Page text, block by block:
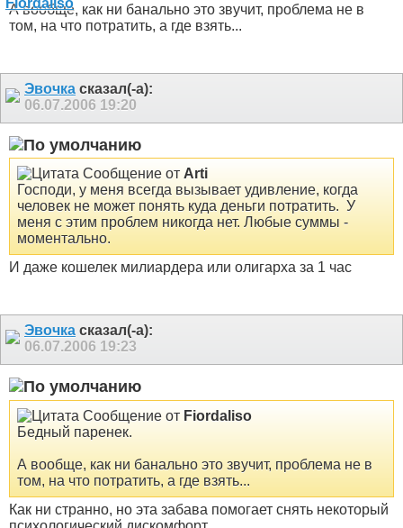
А вообще, как ни банально это звучит, проблема не в
том, на что потратить, а где взять...
Эвочка сказал(-а):
06.07.2006 19:20
Сообщение от Arti
Господи, у меня всегда вызывает удивление, когда
человек не может понять куда деньги потратить. У
меня с этим проблем никогда нет. Любые суммы -
моментально.
И даже кошелек милиардера или олигарха за 1 час
Эвочка сказал(-а):
06.07.2006 19:23
Сообщение от Fiordaliso
Бедный паренек.
А вообще, как ни банально это звучит, проблема не в
том, на что потратить, а где взять...
Как ни странно, но эта забава помогает снять некоторый